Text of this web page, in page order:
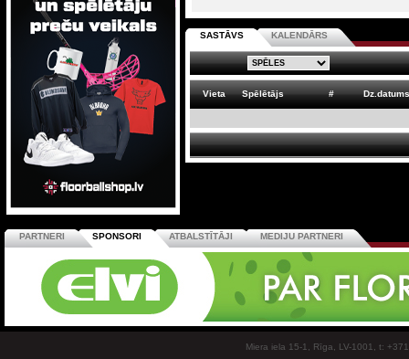
SASTĀVS KALENDĀRS
Vieta Spēlētājs # Dz.datums
PARTNERI SPONSORI ATBALSTĪTĀJI MEDIJU PARTNERI
Miera iela 15-1, Rīga, LV-1001, t: